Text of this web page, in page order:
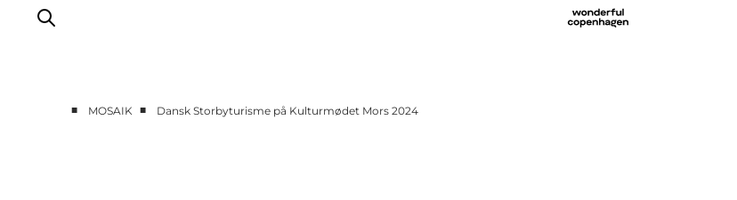
■ MOSAIK ■ Dansk Storbyturisme på Kulturmødet Mors 2024